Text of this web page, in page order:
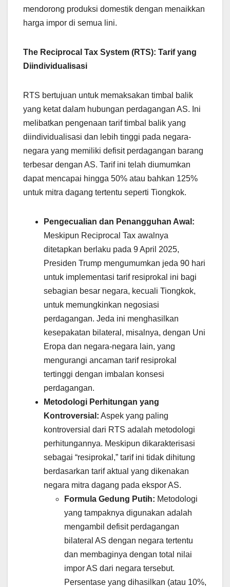
mendorong produksi domestik dengan menaikkan
harga impor di semua lini.
The Reciprocal Tax System (RTS): Tarif yang
Diindividualisasi
RTS bertujuan untuk memaksakan timbal balik
yang ketat dalam hubungan perdagangan AS. Ini
melibatkan pengenaan tarif timbal balik yang
diindividualisasi dan lebih tinggi pada negara-
negara yang memiliki defisit perdagangan barang
terbesar dengan AS. Tarif ini telah diumumkan
dapat mencapai hingga 50% atau bahkan 125%
untuk mitra dagang tertentu seperti Tiongkok.
Pengecualian dan Penangguhan Awal:
Meskipun Reciprocal Tax awalnya
ditetapkan berlaku pada 9 April 2025,
Presiden Trump mengumumkan jeda 90 hari
untuk implementasi tarif resiprokal ini bagi
sebagian besar negara, kecuali Tiongkok,
untuk memungkinkan negosiasi
perdagangan. Jeda ini menghasilkan
kesepakatan bilateral, misalnya, dengan Uni
Eropa dan negara-negara lain, yang
mengurangi ancaman tarif resiprokal
tertinggi dengan imbalan konsesi
perdagangan.
Metodologi Perhitungan yang
Kontroversial: Aspek yang paling
kontroversial dari RTS adalah metodologi
perhitungannya. Meskipun dikarakterisasi
sebagai “resiprokal,” tarif ini tidak dihitung
berdasarkan tarif aktual yang dikenakan
negara mitra dagang pada ekspor AS.
Formula Gedung Putih: Metodologi
yang tampaknya digunakan adalah
mengambil defisit perdagangan
bilateral AS dengan negara tertentu
dan membaginya dengan total nilai
impor AS dari negara tersebut.
Persentase yang dihasilkan (atau 10%,